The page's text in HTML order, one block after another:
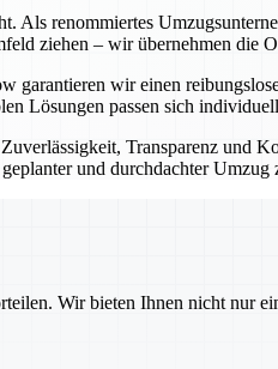
Als renommiertes
ziehen – wir übernehmen die
garantieren wir einen
Lösungen passen sich
Transparenz
und durchdachter
Wir bieten Ihnen nicht nur